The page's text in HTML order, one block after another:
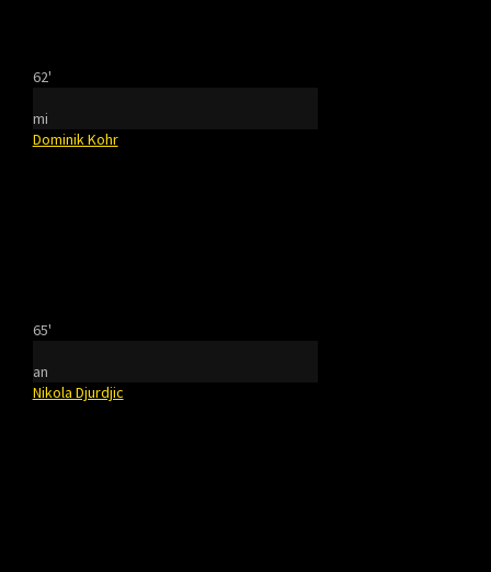
62'
mi
Dominik Kohr
65'
an
Nikola Djurdjic